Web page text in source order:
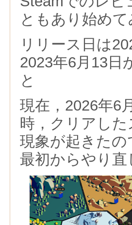
ともあり始め
リリース日は
2023年6月13日
と
現在，2026年6
時，クリアし
現象が起きた
最初からやり直